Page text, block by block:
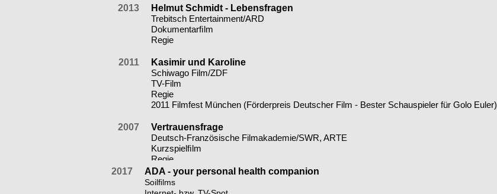
2013
Helmut Schmidt - Lebensfragen
Trebitsch Entertainment/ARD
Dokumentarﬁlm
Regie
2011
Kasimir und Karoline
Schiwago Film/ZDF
TV-Film
Regie
2011 Filmfest München (Förderpreis Deutscher Film - Bester Schauspieler für Golo Euler)
2007
Vertrauensfrage
Deutsch-Französische Filmakademie/SWR, ARTE
Kurzspielﬁlm
Regie
2017 ADA - your personal health companion
Soilﬁlms